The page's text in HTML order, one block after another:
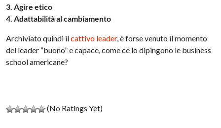
3. Agire etico
4. Adattabilità al cambiamento
Archiviato quindi ilcattivo leader, è forse venuto il momento
del leader “buono” e capace, come ce lo dipingono le business
school americane?
(No Ratings Yet)